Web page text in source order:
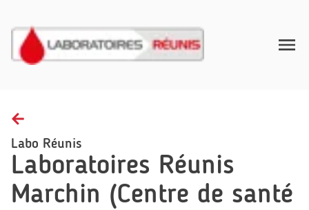
Gezondheidsinzichten
FAQ
Labo Réunis
Laboratoires Réunis
Marchin (Centre de santé